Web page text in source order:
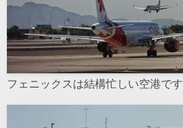
フェニックスは結構忙しい空港です